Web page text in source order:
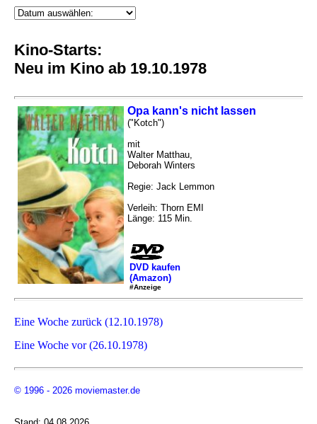
Kino-Starts:
Neu im Kino ab 19.10.1978
Opa kann's nicht lassen
("Kotch")
mit
Walter Matthau,
Deborah Winters
Regie: Jack Lemmon
Verleih: Thorn EMI
Länge: 115 Min.
DVD kaufen
(Amazon)
#Anzeige
Eine Woche zurück (12.10.1978)
Eine Woche vor (26.10.1978)
© 1996 - 2026 moviemaster.de